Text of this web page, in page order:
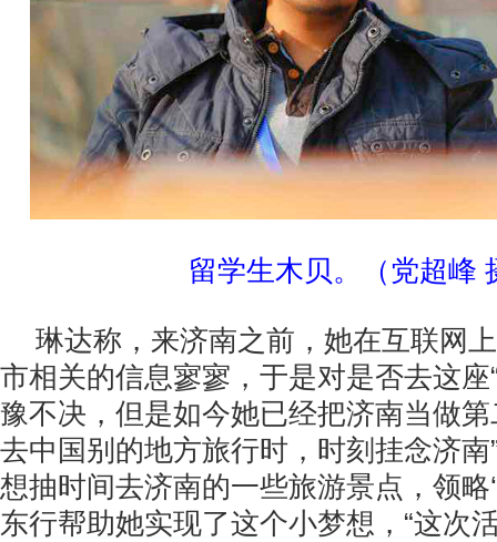
留学生木贝。（党超峰
琳达称，来济南之前，她在互联网
市相关的信息寥寥，于是对是否去这座
豫不决，但是如今她已经把济南当做
去中国别的地方旅行时，时刻挂念济
想抽时间去济南的一些旅游景点，领略
东行帮助她实现了这个小梦想，“这次